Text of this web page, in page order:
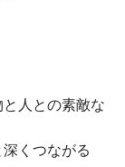
人との素敵な
くつながる